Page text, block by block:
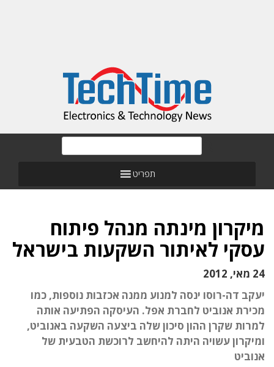
תפריט
מיקרון מינתה מנהל פיתוח
עסקי לאיתור השקעות בישראל
24 מאי, 2012
יעקב דה-רוסו ינסה למנוע ממנה אכזבות נוספות, כמו
מכירת אנוביט לחברת אפל. העיסקה הפתיעה אותה
למרות שקרן ההון סיכון שלה ביצעה השקעה באנוביט,
ומיקרון עשויה היתה להיחשב לרוכשת הטבעית של
אנוביט